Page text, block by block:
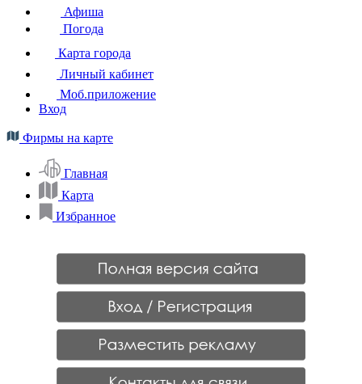
Афиша
Погода
Карта города
Личный кабинет
Моб.приложение
Вход
Фирмы на карте
Главная
Карта
Избранное